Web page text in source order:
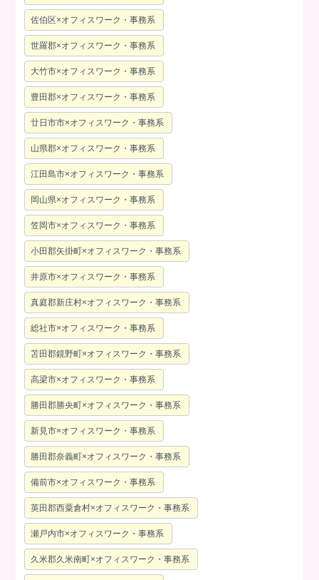
佐伯区×オフィスワーク・事務系
世羅郡×オフィスワーク・事務系
大竹市×オフィスワーク・事務系
豊田郡×オフィスワーク・事務系
廿日市市×オフィスワーク・事務系
山県郡×オフィスワーク・事務系
江田島市×オフィスワーク・事務系
岡山県×オフィスワーク・事務系
笠岡市×オフィスワーク・事務系
小田郡矢掛町×オフィスワーク・事務系
井原市×オフィスワーク・事務系
真庭郡新庄村×オフィスワーク・事務系
総社市×オフィスワーク・事務系
苫田郡鏡野町×オフィスワーク・事務系
高梁市×オフィスワーク・事務系
勝田郡勝央町×オフィスワーク・事務系
新見市×オフィスワーク・事務系
勝田郡奈義町×オフィスワーク・事務系
備前市×オフィスワーク・事務系
英田郡西粟倉村×オフィスワーク・事務系
瀬戸内市×オフィスワーク・事務系
久米郡久米南町×オフィスワーク・事務系